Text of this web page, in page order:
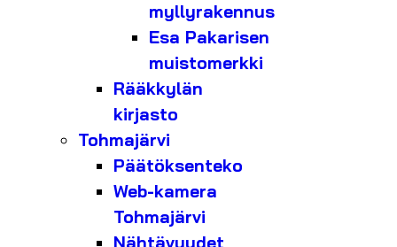
myllyrakennus
Esa Pakarisen
muistomerkki
Rääkkylän
kirjasto
Tohmajärvi
Päätöksenteko
Web-kamera
Tohmajärvi
Nähtävyydet